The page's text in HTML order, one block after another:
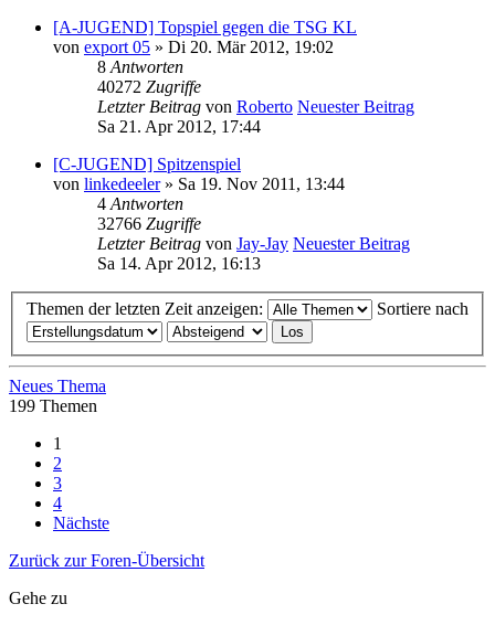
[A-JUGEND] Topspiel gegen die TSG KL
von export 05 » Di 20. Mär 2012, 19:02
8 Antworten
40272 Zugriffe
Letzter Beitrag von Roberto Neuester Beitrag
Sa 21. Apr 2012, 17:44
[C-JUGEND] Spitzenspiel
von linkedeeler» Sa 19. Nov 2011, 13:44
4 Antworten
32766 Zugriffe
Letzter Beitrag von Jay-Jay Neuester Beitrag
Sa 14. Apr 2012, 16:13
Themen der letzten Zeit anzeigen: Sortiere nach
Neues Thema
199 Themen
1
2
3
4
Nächste
Zurück zur Foren-Übersicht
Gehe zu